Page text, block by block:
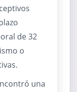
de 32
o
una